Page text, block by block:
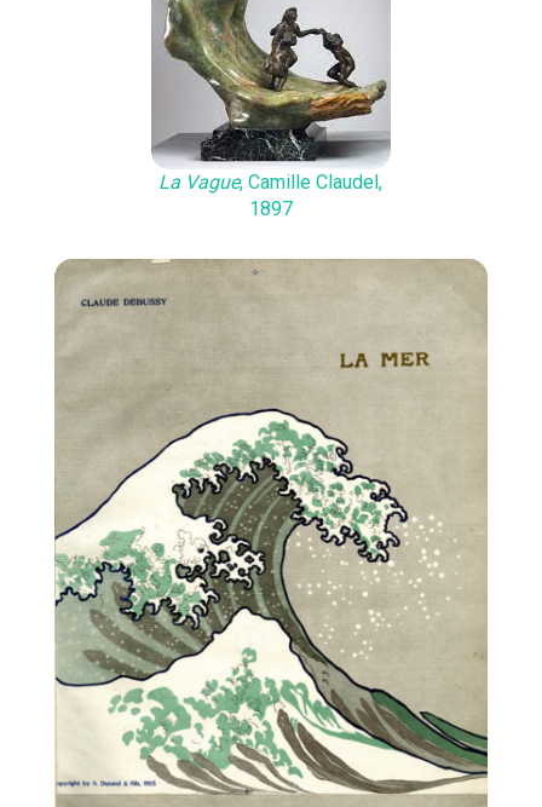
La Vague, Camille Claudel,
1897